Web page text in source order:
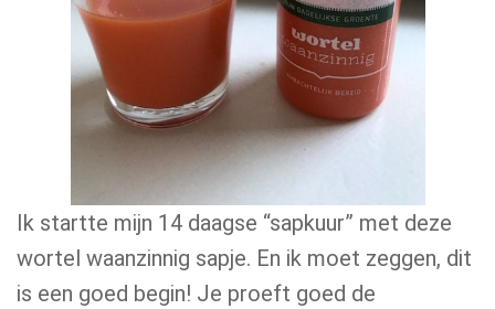
Ik startte mijn 14 daagse “sapkuur” met deze
wortel waanzinnig sapje. En ik moet zeggen, dit
is een goed begin! Je proeft goed de